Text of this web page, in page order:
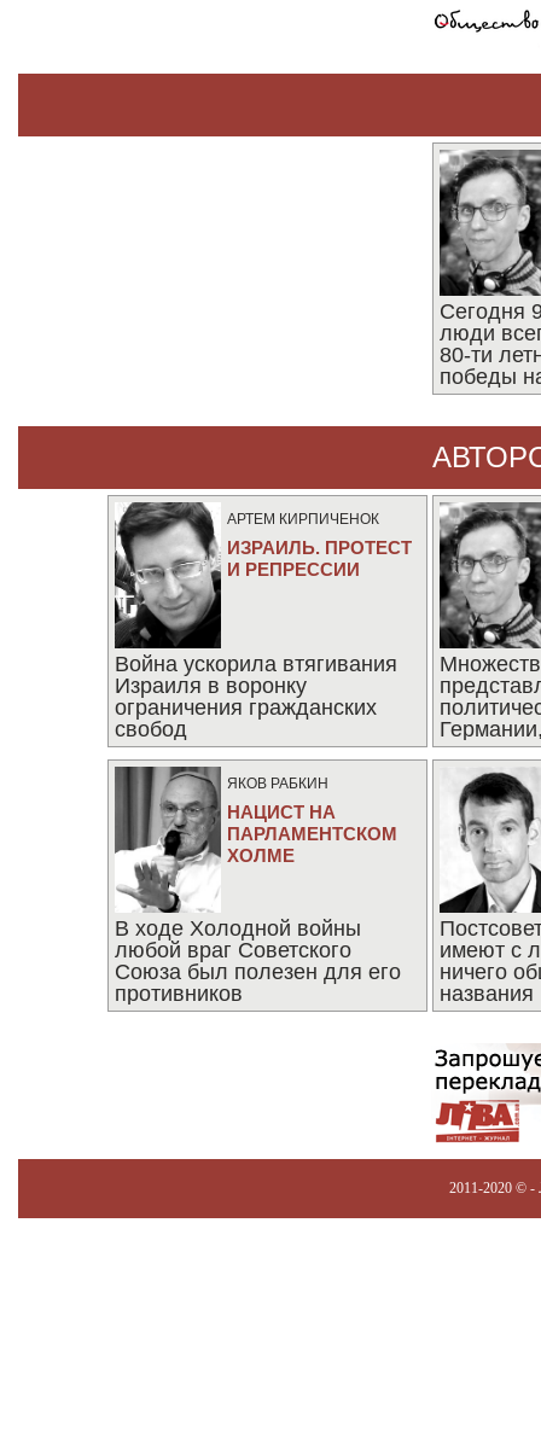
Сегодня
люди
80-ти
победы
АРТЕМ КИРПИЧЕНОК
ИЗРАИЛЬ. ПРОТЕСТ
И РЕПРЕССИИ
Война ускорила втягивания
Израиля в воронку
ограничения гражданских
свобод
ЯКОВ РАБКИН
НАЦИСТ НА
ПАРЛАМЕНТСКОМ
ХОЛМЕ
В ходе Холодной войны
любой враг Советского
Союза был полезен для его
противников
имеют с
ничего
названия
2011-2020 © -